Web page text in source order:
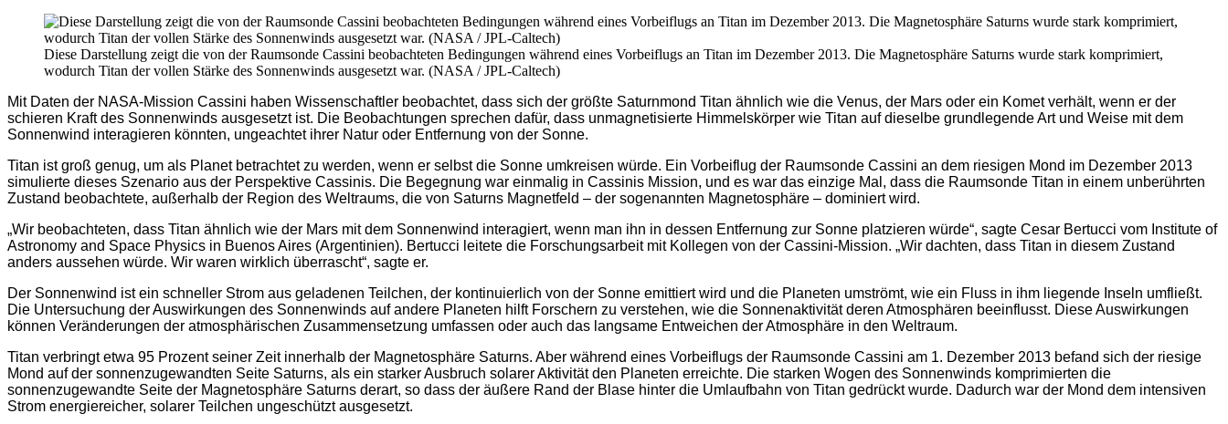
Diese Darstellung zeigt die von der Raumsonde Cassini beobachteten Bedingungen während eines Vorbeiflugs an Titan im Dezember 2013. Die Magnetosphäre Saturns wurde stark komprimiert,
wodurch Titan der vollen Stärke des Sonnenwinds ausgesetzt war. (NASA / JPL-Caltech)
Mit Daten der NASA-Mission Cassini haben Wissenschaftler beobachtet, dass sich der größte Saturnmond Titan ähnlich wie die Venus, der Mars oder ein Komet verhält, wenn er der
schieren Kraft des Sonnenwinds ausgesetzt ist. Die Beobachtungen sprechen dafür, dass unmagnetisierte Himmelskörper wie Titan auf dieselbe grundlegende Art und Weise mit dem
Sonnenwind interagieren könnten, ungeachtet ihrer Natur oder Entfernung von der Sonne.
Titan ist groß genug, um als Planet betrachtet zu werden, wenn er selbst die Sonne umkreisen würde. Ein Vorbeiflug der Raumsonde Cassini an dem riesigen Mond im Dezember 2013
simulierte dieses Szenario aus der Perspektive Cassinis. Die Begegnung war einmalig in Cassinis Mission, und es war das einzige Mal, dass die Raumsonde Titan in einem unberührten
Zustand beobachtete, außerhalb der Region des Weltraums, die von Saturns Magnetfeld – der sogenannten Magnetosphäre – dominiert wird.
„Wir beobachteten, dass Titan ähnlich wie der Mars mit dem Sonnenwind interagiert, wenn man ihn in dessen Entfernung zur Sonne platzieren würde“, sagte Cesar Bertucci vom Institute of
Astronomy and Space Physics in Buenos Aires (Argentinien). Bertucci leitete die Forschungsarbeit mit Kollegen von der Cassini-Mission. „Wir dachten, dass Titan in diesem Zustand
anders aussehen würde. Wir waren wirklich überrascht“, sagte er.
Der Sonnenwind ist ein schneller Strom aus geladenen Teilchen, der kontinuierlich von der Sonne emittiert wird und die Planeten umströmt, wie ein Fluss in ihm liegende Inseln umfließt.
Die Untersuchung der Auswirkungen des Sonnenwinds auf andere Planeten hilft Forschern zu verstehen, wie die Sonnenaktivität deren Atmosphären beeinflusst. Diese Auswirkungen
können Veränderungen der atmosphärischen Zusammensetzung umfassen oder auch das langsame Entweichen der Atmosphäre in den Weltraum.
Titan verbringt etwa 95 Prozent seiner Zeit innerhalb der Magnetosphäre Saturns. Aber während eines Vorbeiflugs der Raumsonde Cassini am 1. Dezember 2013 befand sich der riesige
Mond auf der sonnenzugewandten Seite Saturns, als ein starker Ausbruch solarer Aktivität den Planeten erreichte. Die starken Wogen des Sonnenwinds komprimierten die
sonnenzugewandte Seite der Magnetosphäre Saturns derart, so dass der äußere Rand der Blase hinter die Umlaufbahn von Titan gedrückt wurde. Dadurch war der Mond dem intensiven
Strom energiereicher, solarer Teilchen ungeschützt ausgesetzt.